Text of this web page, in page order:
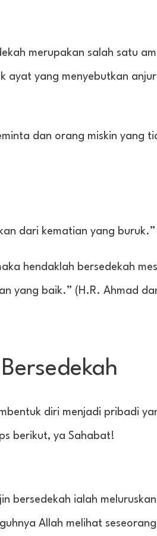
merupakan salah satu
ayat yang menyebutkan
dan orang miskin yang
dari kematian yang
hendaklah bersedekah
yang baik.” (H.R. Ahmad
diri menjadi pribadi
berikut, ya Sahabat!
bersedekah ialah
Allah melihat